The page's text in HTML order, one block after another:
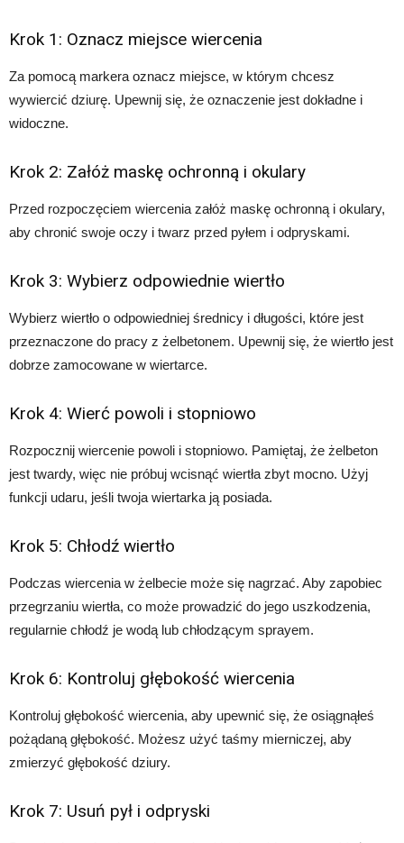
Krok 1: Oznacz miejsce wiercenia
Za pomocą markera oznacz miejsce, w którym chcesz
wywiercić dziurę. Upewnij się, że oznaczenie jest dokładne i
widoczne.
Krok 2: Załóż maskę ochronną i okulary
Przed rozpoczęciem wiercenia załóż maskę ochronną i okulary,
aby chronić swoje oczy i twarz przed pyłem i odpryskami.
Krok 3: Wybierz odpowiednie wiertło
Wybierz wiertło o odpowiedniej średnicy i długości, które jest
przeznaczone do pracy z żelbetonem. Upewnij się, że wiertło jest
dobrze zamocowane w wiertarce.
Krok 4: Wierć powoli i stopniowo
Rozpocznij wiercenie powoli i stopniowo. Pamiętaj, że żelbeton
jest twardy, więc nie próbuj wcisnąć wiertła zbyt mocno. Użyj
funkcji udaru, jeśli twoja wiertarka ją posiada.
Krok 5: Chłodź wiertło
Podczas wiercenia w żelbecie może się nagrzać. Aby zapobiec
przegrzaniu wiertła, co może prowadzić do jego uszkodzenia,
regularnie chłodź je wodą lub chłodzącym sprayem.
Krok 6: Kontroluj głębokość wiercenia
Kontroluj głębokość wiercenia, aby upewnić się, że osiągnąłeś
pożądaną głębokość. Możesz użyć taśmy mierniczej, aby
zmierzyć głębokość dziury.
Krok 7: Usuń pył i odpryski